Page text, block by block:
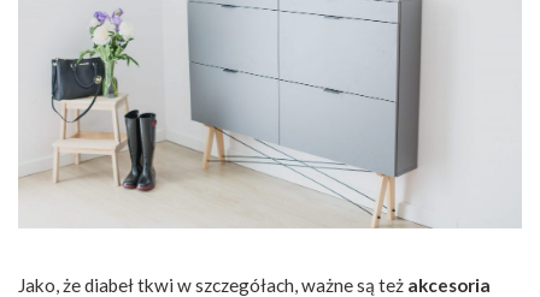
Jako, że diabeł tkwi w szczegółach, ważne są też akcesoria